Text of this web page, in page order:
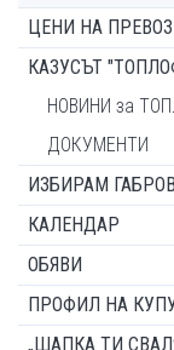
ЦЕНИ НА
КАЗУСЪТ
НОВИНИ за
ДОКУМЕНТИ
ИЗБИРАМ
КАЛЕНДАР
ОБЯВИ
ПРОФИЛ НА
„ШАПКА ТИ